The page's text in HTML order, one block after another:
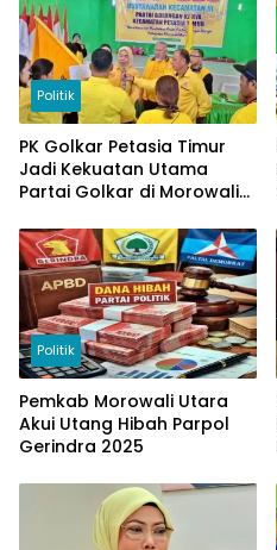
Politik
PK Golkar Petasia Timur
Jadi Kekuatan Utama
Partai Golkar di Morowali
Politik
Pemkab Morowali Utara
Akui Utang Hibah Parpol
Gerindra 2025